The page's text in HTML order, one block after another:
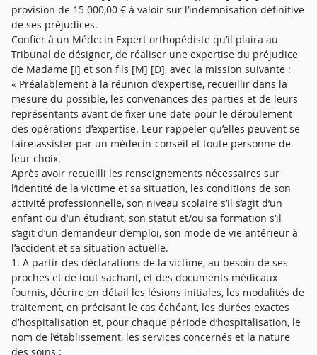
provision de 15 000,00 € à valoir sur l’indemnisation définitive
de ses préjudices.
Confier à un Médecin Expert orthopédiste qu’il plaira au
Tribunal de désigner, de réaliser une expertise du préjudice
de Madame [I] et son fils [M] [D], avec la mission suivante :
« Préalablement à la réunion d’expertise, recueillir dans la
mesure du possible, les convenances des parties et de leurs
représentants avant de fixer une date pour le déroulement
des opérations d’expertise. Leur rappeler qu’elles peuvent se
faire assister par un médecin-conseil et toute personne de
leur choix.
Après avoir recueilli les renseignements nécessaires sur
l’identité de la victime et sa situation, les conditions de son
activité professionnelle, son niveau scolaire s’il s’agit d’un
enfant ou d’un étudiant, son statut et/ou sa formation s’il
s’agit d’un demandeur d’emploi, son mode de vie antérieur à
l’accident et sa situation actuelle.
1. A partir des déclarations de la victime, au besoin de ses
proches et de tout sachant, et des documents médicaux
fournis, décrire en détail les lésions initiales, les modalités de
traitement, en précisant le cas échéant, les durées exactes
d’hospitalisation et, pour chaque période d’hospitalisation, le
nom de l’établissement, les services concernés et la nature
des soins ;